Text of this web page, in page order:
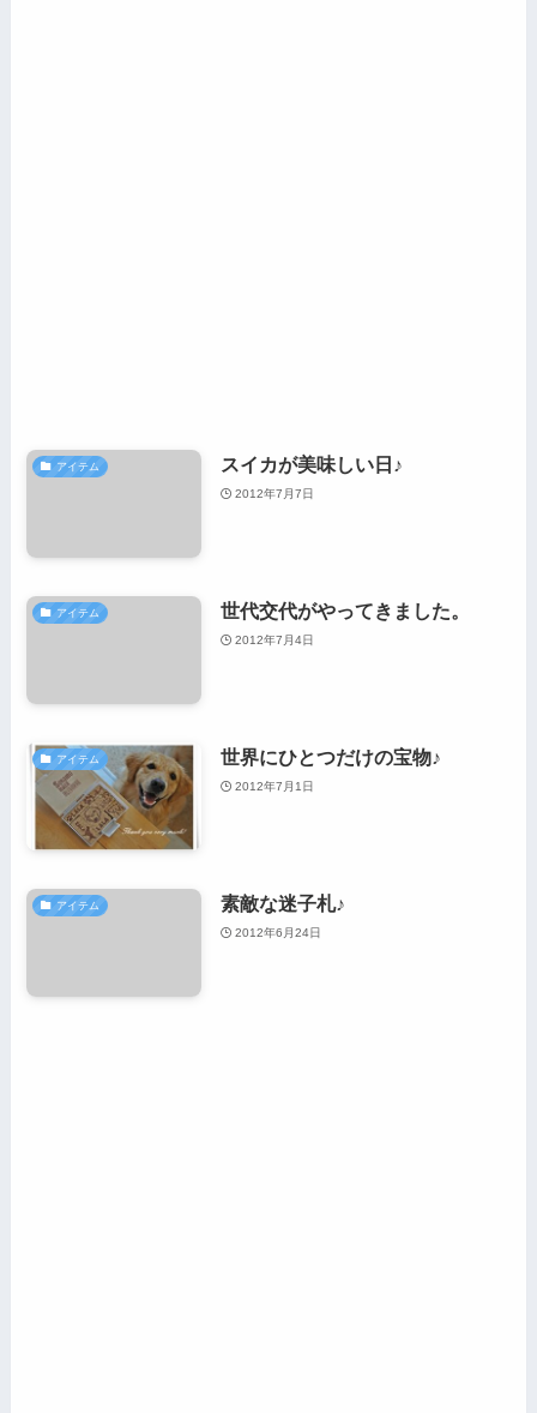
アイテム スイカが美味しい日♪
2012年7月7日
アイテム 世代交代がやってきました。
2012年7月4日
アイテム 世界にひとつだけの宝物♪
2012年7月1日
アイテム 素敵な迷子札♪
2012年6月24日